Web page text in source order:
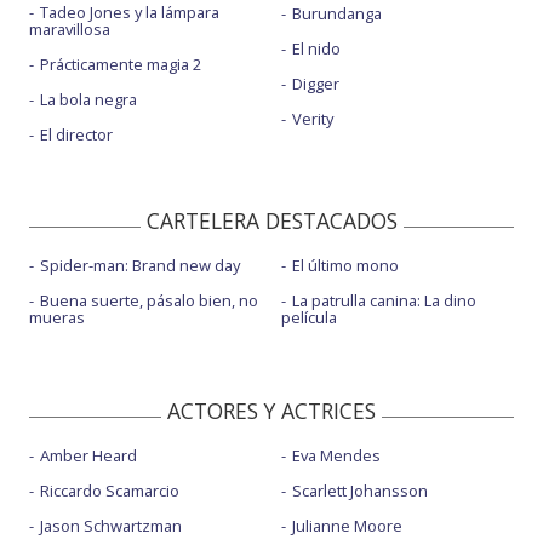
Tadeo Jones y la lámpara
maravillosa
Prácticamente magia 2
La bola negra
El director
Burundanga
El nido
Digger
Verity
CARTELERA DESTACADOS
Spider-man: Brand new day
Buena suerte, pásalo bien, no
mueras
El último mono
La patrulla canina: La dino
película
ACTORES Y ACTRICES
Amber Heard
Riccardo Scamarcio
Jason Schwartzman
Eva Mendes
Scarlett Johansson
Julianne Moore